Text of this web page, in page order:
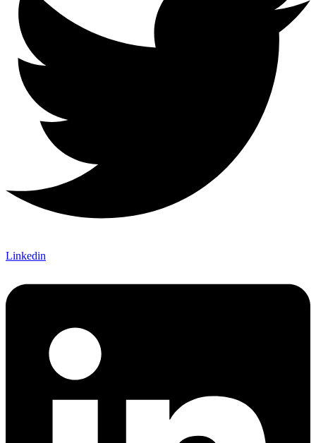
Linkedin